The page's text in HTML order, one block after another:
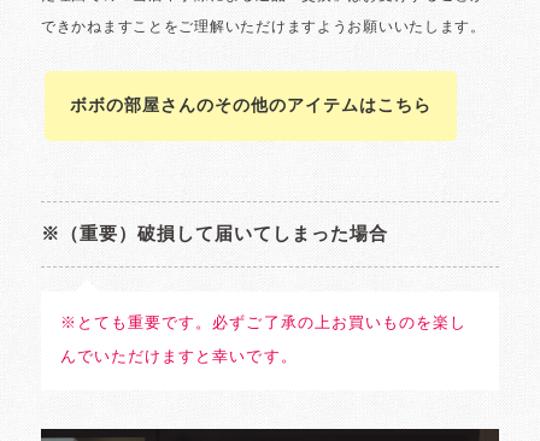
ボボの部屋さんのその他のアイテムはこちら
※（重要）破損して届いてしまった場合
※とても重要です。必ずご了承の上お買いものを楽し
んでいただけますと幸いです。